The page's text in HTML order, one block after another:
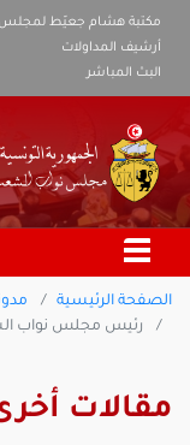
مكتبة هشام جعيّط
أرشيف المداولات
البث المباشر
الصفحة الرئيسية
رئيس مجلس نواب
مقالات